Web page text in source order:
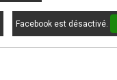
Facebook est désactivé.